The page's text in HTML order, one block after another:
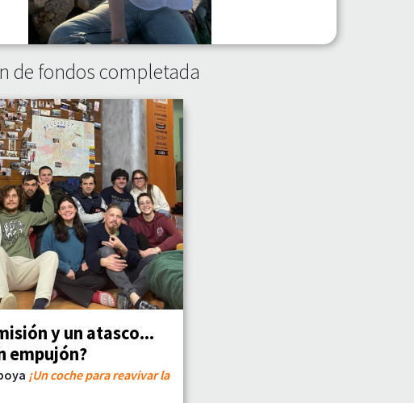
de fondos completada
y un atasco...
empujón?
¡Un coche para reavivar la